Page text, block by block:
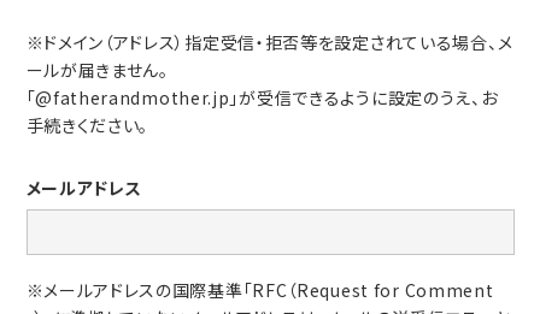
※ドメイン（アドレス）指定受信・拒否等を設定されている場合、メ
ールが届きません。
「@fatherandmother.jp」が受信できるように設定のうえ、お
手続きください。
メールアドレス
※メールアドレスの国際基準「RFC（Request for Comment